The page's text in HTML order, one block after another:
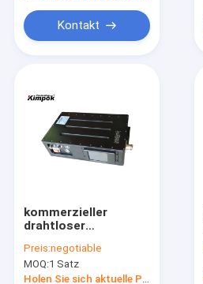
Produkte
Videos
Kontakt mit uns
Kontakt
kommerzieller
drahtloser
Empfänger 20W
COFDM für
Videokamera
Preis:negotiable
MOQ:1 Satz
Holen Sie sich aktuelle Preis